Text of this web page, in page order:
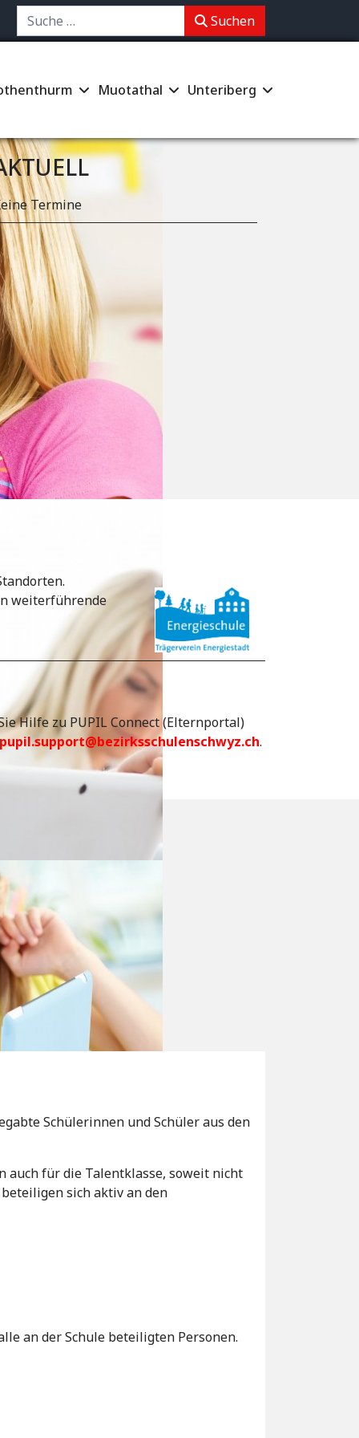
Suchen
Muotathal Unteriberg
Termine
weiterführende
Hilfe zu PUPIL Connect (Elternportal)
pupil.support@bezirksschulenschwyz.ch.
Schülerinnen und Schüler aus den
auch für die Talentklasse, soweit nicht
sich aktiv an den
an der Schule beteiligten Personen.